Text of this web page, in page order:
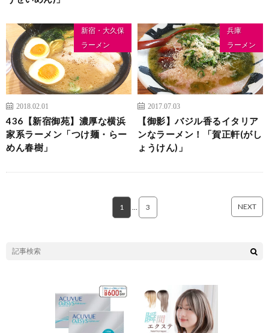
新宿・大久保
ラーメン
2018.02.01
436【新宿御苑】濃厚な横浜
家系ラーメン「つけ麺・らー
めん春樹」
兵庫
ラーメン
2017.07.03
【御影】バジル香るイタリア
ンなラーメン！「賀正軒(がし
ょうけん)」
1 3 NEXT